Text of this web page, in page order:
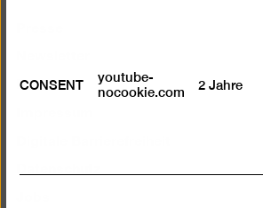
Kontakt
CONSENT
youtube-
nocookie.com
2 Jahre